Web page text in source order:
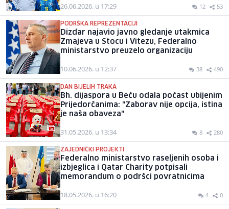
26.06.2026. u 17:29 12 53
PODRŠKA REPREZENTACIJI
Dizdar najavio javno gledanje utakmica
Zmajeva u Stocu i Vitezu, Federalno
ministarstvo preuzelo organizaciju
10.06.2026. u 12:37 38 490
DAN BIJELIH TRAKA
Bh. dijaspora u Beču odala počast ubijenim
Prijedorčanima: "Zaborav nije opcija, istina
je naša obaveza"
31.05.2026. u 13:34 8 280
ZAJEDNIČKI PROJEKTI
Federalno ministarstvo raseljenih osoba i
izbjeglica i Qatar Charity potpisali
memorandum o podršci povratnicima
18.05.2026. u 16:20 4 0